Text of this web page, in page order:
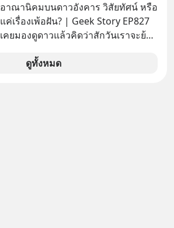
อาณานิคมบนดาวอังคาร วิสัยทัศน์ หรือ
แค่เรื่องเพ้อฝัน? | Geek Story EP827
เคยมองดูดาวแล้วคิดว่าสักวันเราจะย้าย
หรือ Jeff Bezos บอกไว้หรือเปล่า ภาพ
ดูทั้งหมด